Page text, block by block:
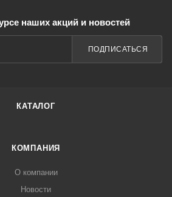
наших акций и новостей
ПОДПИСАТЬСЯ
КАТАЛОГ
КОМПАНИЯ
О компании
Новости